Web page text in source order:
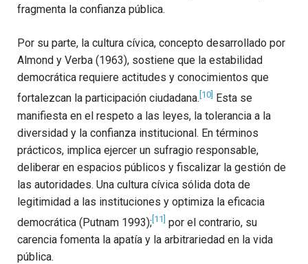
fragmenta la confianza pública.
Por su parte, la cultura cívica, concepto desarrollado por
Almond y Verba (1963), sostiene que la estabilidad
democrática requiere actitudes y conocimientos que
fortalezcan la participación ciudadana. [10]
Esta se
manifiesta en el respeto a las leyes, la tolerancia a la
diversidad y la confianza institucional. En términos
prácticos, implica ejercer un sufragio responsable,
deliberar en espacios públicos y fiscalizar la gestión de
las autoridades. Una cultura cívica sólida dota de
legitimidad a las instituciones y optimiza la eficacia
democrática (Putnam 1993);[11] por el contrario, su
carencia fomenta la apatía y la arbitrariedad en la vida
pública.